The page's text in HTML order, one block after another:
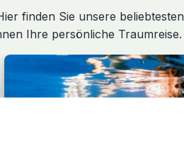
finden Sie unsere beliebtesten
Ihre persönliche Traumreise.